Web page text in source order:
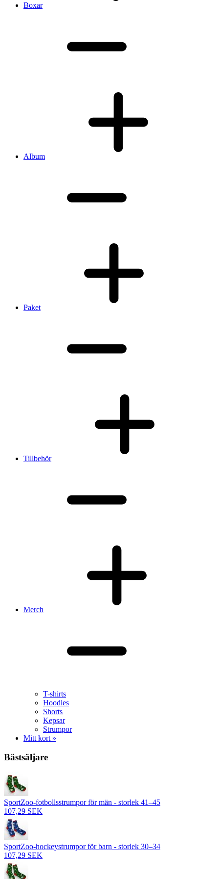
Boxar
Album
Paket
Tillbehör
Merch
T-shirts
Hoodies
Shorts
Kepsar
Strumpor
Mitt kort »
Bästsäljare
SportZoo-fotbollsstrumpor för män - storlek 41–45
107,29 SEK
SportZoo-hockeystrumpor för barn - storlek 30–34
107,29 SEK